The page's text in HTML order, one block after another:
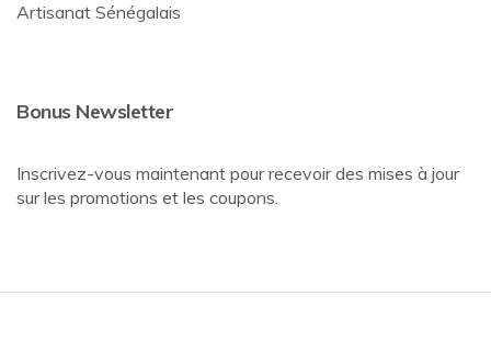
Artisanat Sénégalais
Bonus Newsletter
Inscrivez-vous maintenant pour recevoir des mises à jour
sur les promotions et les coupons.